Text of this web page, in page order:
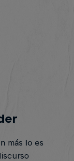
más lo es